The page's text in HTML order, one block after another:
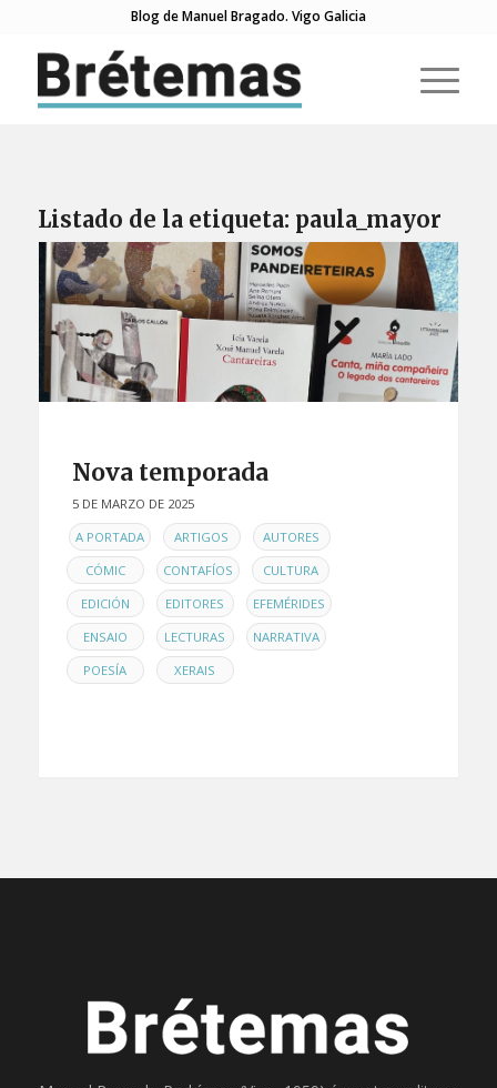
Blog de Manuel Bragado. Vigo Galicia
Listado de la etiqueta: paula_mayor
Nova temporada
5 DE MARZO DE 2025
ENA PORTADA , ARTIGOS , AUTORES ,
CÓMIC , CONTAFÍOS , CULTURA ,
EDICIÓN , EDITORES , EFEMÉRIDES ,
ENSAIO , LECTURAS , NARRATIVA ,
POESÍA , XERAIS